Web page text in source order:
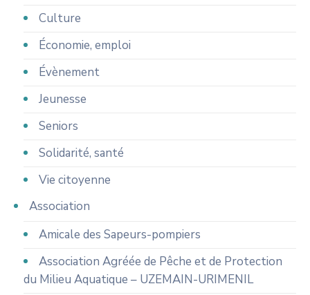
Culture
Économie, emploi
Évènement
Jeunesse
Seniors
Solidarité, santé
Vie citoyenne
Association
Amicale des Sapeurs-pompiers
Association Agréée de Pêche et de Protection
du Milieu Aquatique – UZEMAIN-URIMENIL